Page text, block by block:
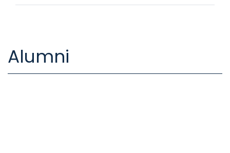
d’impresa.
Alumni